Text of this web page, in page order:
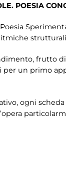
POESIA
frutto
un primo
ogni